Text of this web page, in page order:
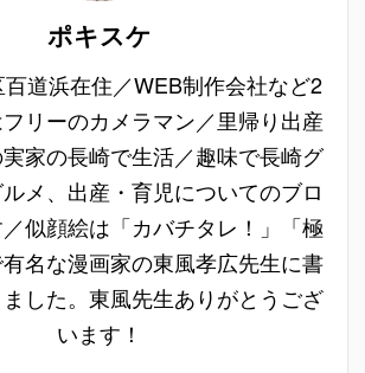
ポキスケ
道浜在住／WEB制作会社など2
リーのカメラマン／里帰り出産
家の長崎で生活／趣味で長崎グ
メ、出産・育児についてのブロ
似顔絵は「カバチタレ！」「極
名な漫画家の東風孝広先生に書
した。東風先生ありがとうござ
います！